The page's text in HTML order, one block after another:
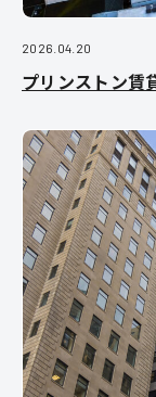
2026.04.20
プリンストン賃